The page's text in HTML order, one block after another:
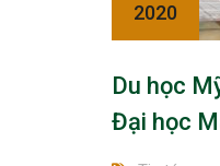
2020
Du học
Đại học